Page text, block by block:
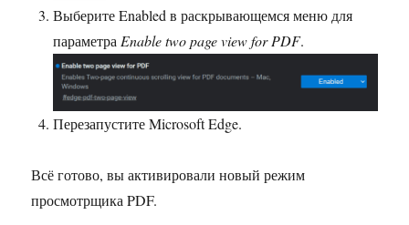
Выберите Enabled в раскрывающемся меню для
параметра Enable two page view for PDF.
Перезапустите Microsoft Edge.
Всё готово, вы активировали новый режим
просмотрщика PDF.